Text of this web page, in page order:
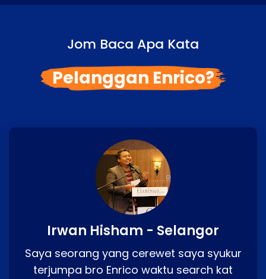
Jom Baca Apa Kata
Pelanggan Enrico?
Irwan Hisham - Selangor
Saya seorang yang cerewet saya syukur
terjumpa bro Enrico waktu search kat